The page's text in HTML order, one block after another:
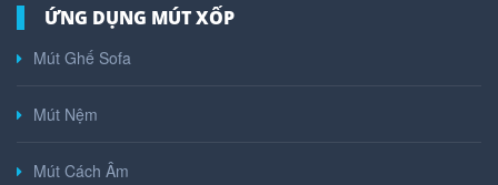
ỨNG DỤNG MÚT XỐP
Mút Ghế Sofa
Mút Nệm
Mút Cách Âm